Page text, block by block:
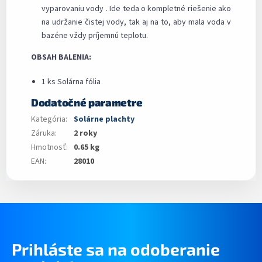
vyparovaniu vody . Ide teda o kompletné riešenie ako
na udržanie čistej vody, tak aj na to, aby mala voda v
bazéne vždy príjemnú teplotu.
OBSAH BALENIA:
1 ks Solárna fólia
Dodatočné parametre
Kategória: Solárne plachty
Záruka:
2 roky
Hmotnosť: 0.65 kg
EAN: 28010
Prihláste sa na odoberanie